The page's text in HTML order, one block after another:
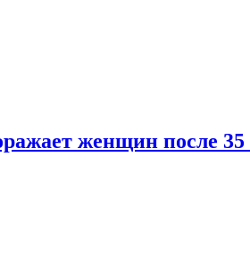
женщин после 35